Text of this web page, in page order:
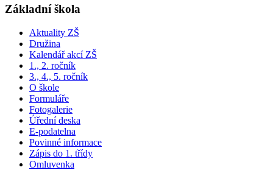
Základní škola
Aktuality ZŠ
Družina
Kalendář akcí ZŠ
1., 2. ročník
3., 4., 5. ročník
O škole
Formuláře
Fotogalerie
Úřední deska
E-podatelna
Povinné informace
Zápis do 1. třídy
Omluvenka